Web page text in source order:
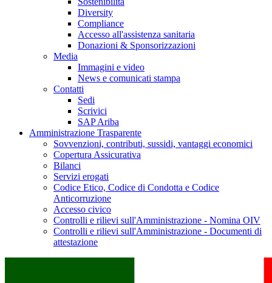
Diversity
Compliance
Accesso all'assistenza sanitaria
Donazioni & Sponsorizzazioni
Media
Immagini e video
News e comunicati stampa
Contatti
Sedi
Scrivici
SAP Ariba
Amministrazione Trasparente
Sovvenzioni, contributi, sussidi, vantaggi economici
Copertura Assicurativa
Bilanci
Servizi erogati
Codice Etico, Codice di Condotta e Codice
Anticorruzione
Accesso civico
Controlli e rilievi sull'Amministrazione - Nomina OIV
Controlli e rilievi sull'Amministrazione - Documenti di
attestazione